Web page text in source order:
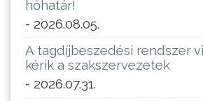
hőhatár!
- 2026.08.05.
A tagdíjbeszedési rendszer
kérik a szakszervezetek
- 2026.07.31.